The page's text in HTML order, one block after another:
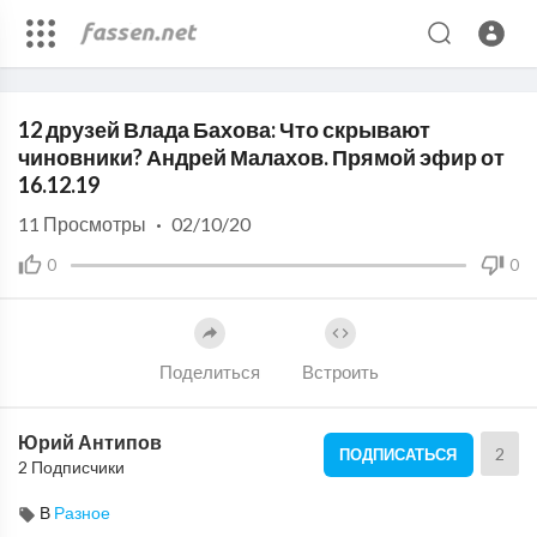
Download File: https://www.youtube.com/watch?v=c8qRd7TYG1Y
12 друзей Влада Бахова: Что скрывают
чиновники? Андрей Малахов. Прямой эфир от
16.12.19
0 0
11 Просмотры · 02/10/20
Поделиться Встроить
Юрий Антипов
2 Подписчики
ПОДПИСАТЬСЯ 2
В Разное